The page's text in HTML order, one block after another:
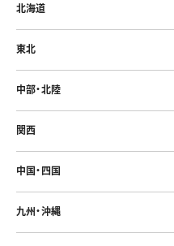
北海道
東北
中部・北陸
関西
中国・四国
九州・沖縄